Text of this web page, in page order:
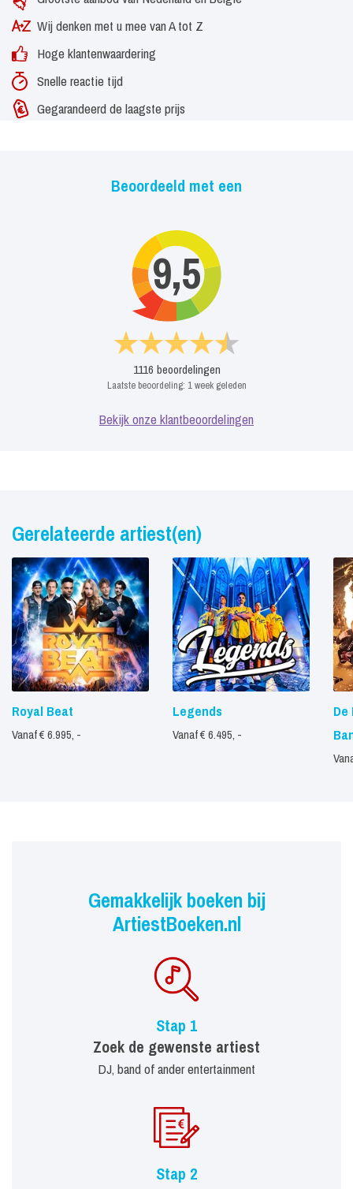
Wij denken met u mee van A tot Z
Hoge klantenwaardering
Snelle reactie tijd
Gegarandeerd de laagste prijs
Beoordeeld met een
9,5
1116 beoordelingen
Laatste beoordeling: 1 week geleden
Bekijk onze klantbeoordelingen
Gerelateerde artiest(en)
Royal Beat
Vanaf € 6.995, -
Legends
Vanaf € 6.495, -
De
Gemakkelijk boeken bij
ArtiestBoeken.nl
Stap 1
Zoek de gewenste artiest
DJ, band of ander entertainment
Stap 2